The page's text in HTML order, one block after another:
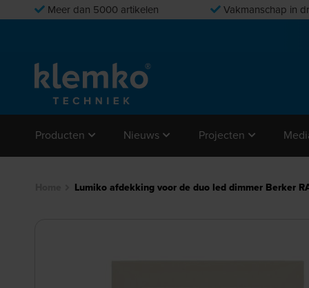
Meer dan 5000 artikelen Vakmanschap in
Producten Nieuws Projecten
Lumiko afdekking voor de duo led dimmer Berker